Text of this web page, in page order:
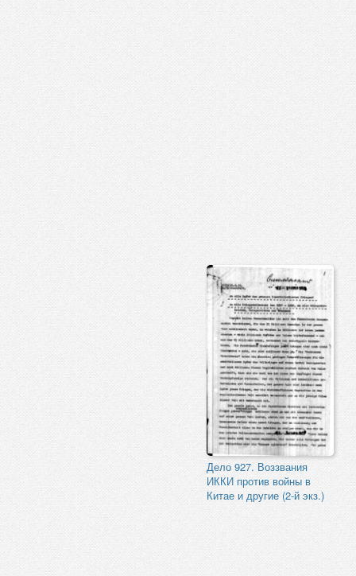
Дело 927. Воззвания
ИККИ против войны в
Китае и другие (2-й экз.)